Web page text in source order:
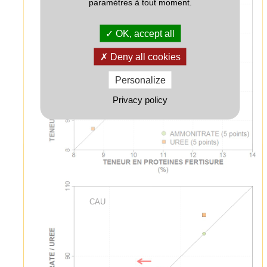
CAU
OK, accept all
Deny all cookies
Personalize
Privacy policy